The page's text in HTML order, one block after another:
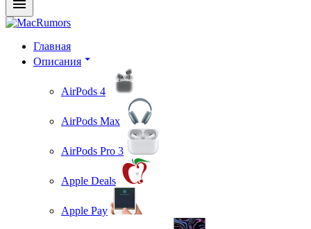
Главная
Описания
AirPods 4
AirPods Max
AirPods Pro 3
Apple Deals
Apple Pay